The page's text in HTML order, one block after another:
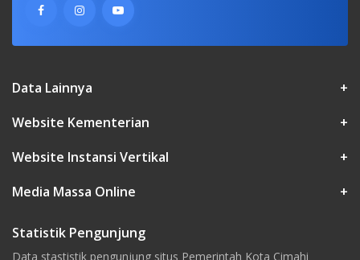
Data Lainnya
+
Website Kementerian
+
Website Instansi Vertikal
+
Media Massa Online
+
Statistik Pengunjung
Data stastistik pengunjung situs Pemerintah Kota Cimahi